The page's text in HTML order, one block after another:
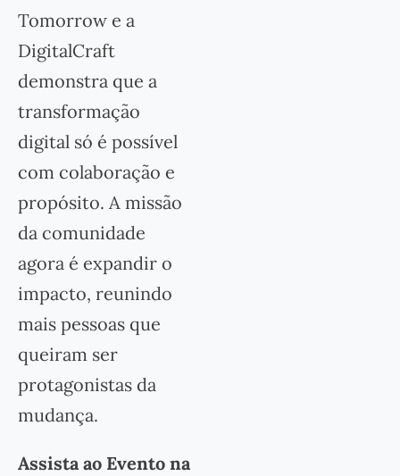
Tomorrow e a
DigitalCraft
demonstra que a
transformação
digital só é possível
com colaboração e
propósito. A missão
da comunidade
agora é expandir o
impacto, reunindo
mais pessoas que
queiram ser
protagonistas da
mudança.
Assista ao Evento na